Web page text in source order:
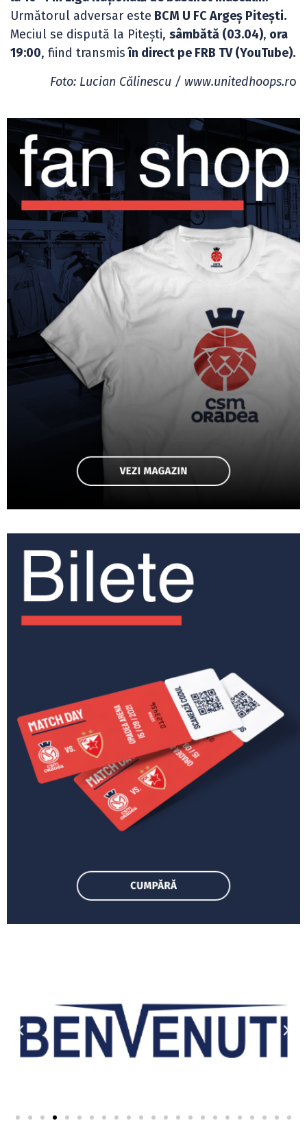
Următorul adversar este BCM U FC Argeș Pitești.
Meciul se dispută la Pitești, sâmbătă (03.04), ora
19:00, fiind transmisîn direct pe FRB TV (YouTube).
Foto: Lucian Călinescu / www.unitedhoops.ro